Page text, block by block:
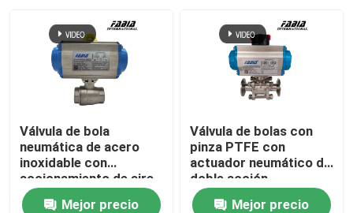
Sobre nosotros
Recorrido por la fábrica
Control de calidad
Contacta con nosotros
Válvula de bola
neumática de acero
inoxidable con
accionamiento de aire
Mejor precio
Válvula de bolas con
pinza PTFE con
actuador neumático de
doble acción
Mejor precio